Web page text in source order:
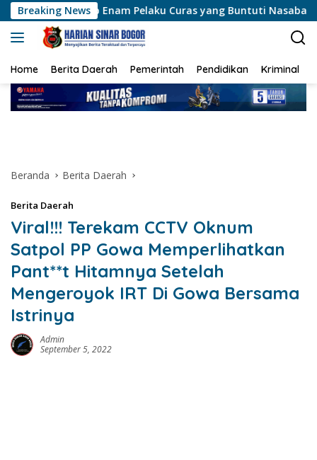
Langsung
ke
konten
Breaking News
Pelaku Curas yang Buntuti Nasabah Bank E-
Home Berita Daerah Pemerintah Pendidikan Kriminal
Beranda Berita Daerah
Berita Daerah
Viral!!! Terekam CCTV Oknum
Satpol PP Gowa Memperlihatkan
Pant**t Hitamnya Setelah
Mengeroyok IRT Di Gowa Bersama
Istrinya
Admin
September 5, 2022